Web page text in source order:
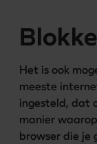
Het is ook
meeste
ingesteld, dat
manier
browser die je